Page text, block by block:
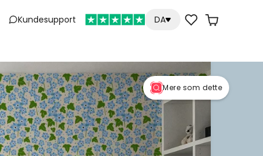
Kundesupport DA
Mere som dette